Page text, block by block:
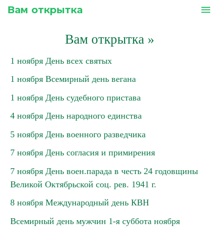
Вам открытка menu
Вам открытка»
1 ноября День всех святых
1 ноября Всемирный день вегана
1 ноября День судебного пристава
4 ноября День народного единства
5 ноября День военного разведчика
7 ноября День согласия и примирения
7 ноября День воен.парада в честь 24 годовщины
Великой Октябрьской соц. рев. 1941 г.
8 ноября Международный день КВН
Всемирный день мужчин 1-я суббота ноября